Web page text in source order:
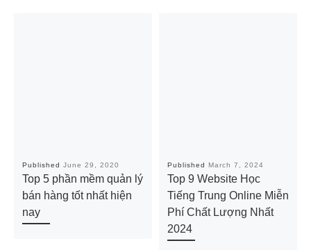
Published June 29, 2020
Top 5 phần mềm quản lý
bán hàng tốt nhất hiện
nay
Published March 7, 2024
Top 9 Website Học
Tiếng Trung Online Miễn
Phí Chất Lượng Nhất
2024